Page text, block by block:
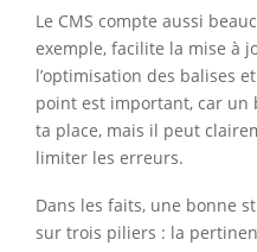
Le CMS compte aussi
exemple, facilite la mise à
l’optimisation des balises et
point est important, car un
ta place, mais il peut
limiter les erreurs.
Dans les faits, une bonne
sur trois piliers : la